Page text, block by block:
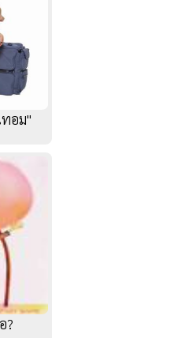
อม"
?